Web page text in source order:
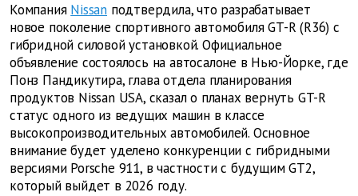
Компания Nissan подтвердила, что разрабатывает
новое поколение спортивного автомобиля GT-R (R36) с
гибридной силовой установкой. Официальное
объявление состоялось на автосалоне в Нью-Йорке, где
Понз Пандикутира, глава отдела планирования
продуктов Nissan USA, сказал о планах вернуть GT-R
статус одного из ведущих машин в классе
высокопроизводительных автомобилей. Основное
внимание будет уделено конкуренции с гибридными
версиями Porsche 911, в частности с будущим GT2,
который выйдет в 2026 году.